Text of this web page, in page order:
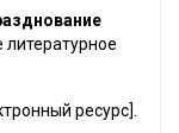
ресурс].